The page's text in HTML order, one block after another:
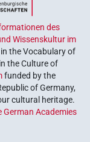
des
Wissenskultur im
the Vocabulary of
the Culture of
funded by the
of Germany,
cultural heritage.
German Academies